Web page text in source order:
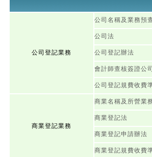
公司登記業務
公司名稱及業務預
公司法
公司登記辦法
會計師查核簽證公
公司登記規費收費
商業登記業務
商業名稱及所營業
商業登記法
商業登記申請辦法
商業登記規費收費